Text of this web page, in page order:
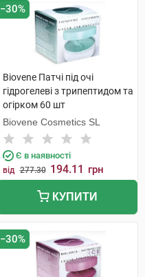
−30%
Biovene Патчі під очі
гідрогелеві з трипептидом та
огірком 60 шт
Biovene Cosmetics SL
Є в наявності
від 277.30 194.11 грн
КУПИТИ
−30%